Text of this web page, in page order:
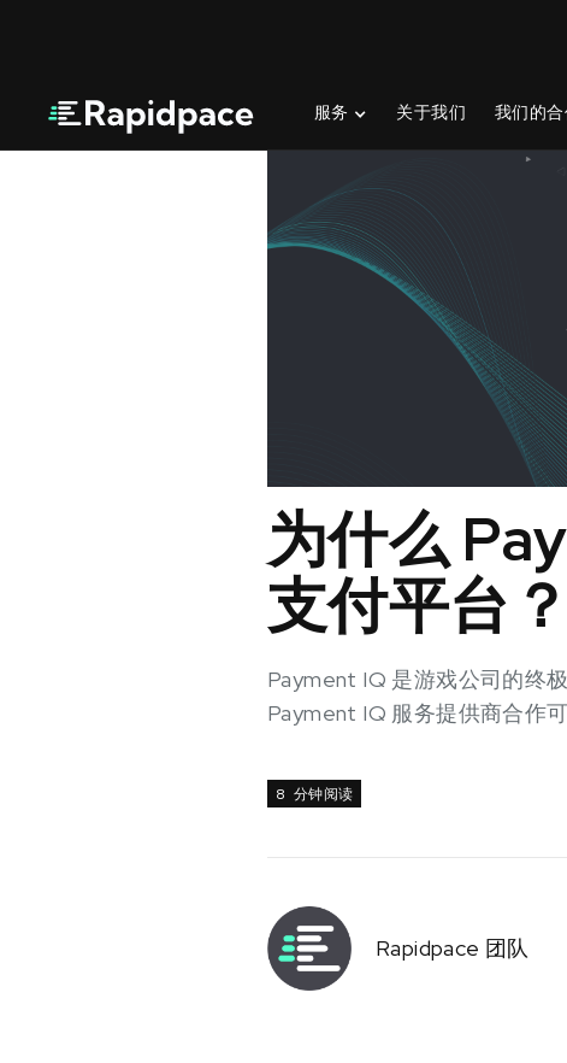
服务 关于我们 我们的
为什么
支付平台？
Payment IQ 是游戏公司的终
Payment IQ 服务提供商合作
8 分钟阅读
Rapidpace 团队